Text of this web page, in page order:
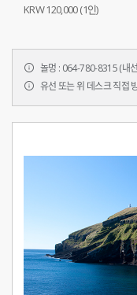
KRW 120,000 (1인)
놀멍 : 064-780-8315 (내
유선 또는 위 데스크 직접